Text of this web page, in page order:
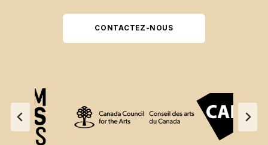
CONTACTEZ-NOUS